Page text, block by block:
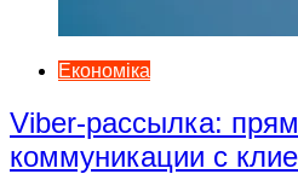
Економіка
Viber-рассылка:
коммуникации с